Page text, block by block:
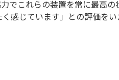
でこれらの装置を常に最高
感じています」との評価をい